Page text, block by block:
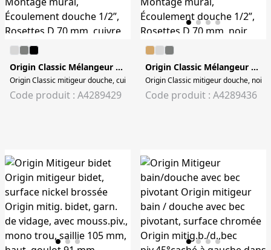
Origin Classic Mélangeur douche
Origin Classic mitigeur douche, cuivre Origin C mitigeur douche, Montage
Code produit : A4289429
Origin Classic Mélangeur douche
Origin Classic mitigeur douche, noir
Code produit : A4289436